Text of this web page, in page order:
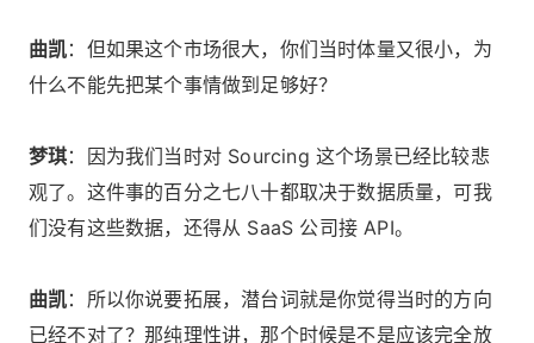
曲凯：但如果这个市场很大，你们当时体量又很小，为
什么不能先把某个事情做到足够好？
梦琪：因为我们当时对 Sourcing 这个场景已经比较悲
观了。这件事的百分之七八十都取决于数据质量，可我
们没有这些数据，还得从 SaaS 公司接 API。
曲凯：所以你说要拓展，潜台词就是你觉得当时的方向
已经不对了？那纯理性讲，那个时候是不是应该完全放